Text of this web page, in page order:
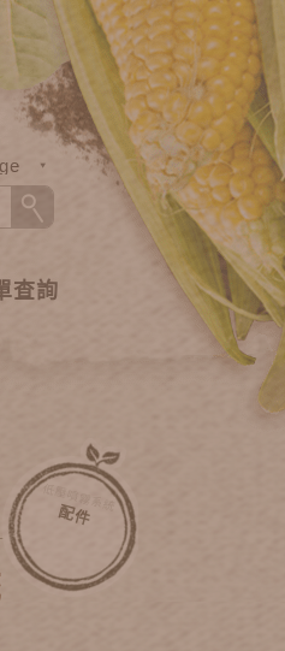
查詢
低壓噴霧系統
配件